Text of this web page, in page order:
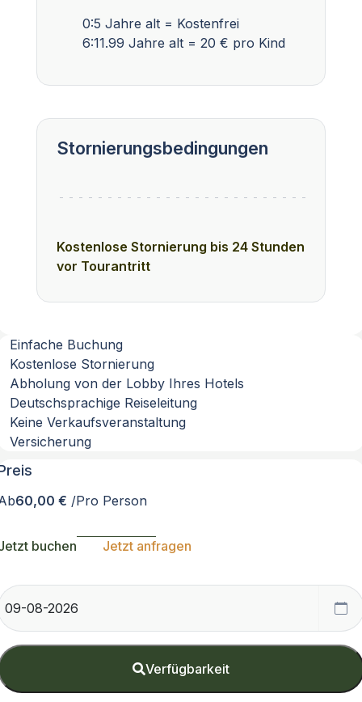
0:5 Jahre alt = Kostenfrei
6:11.99 Jahre alt = 20 € pro Kind
Stornierungsbedingungen
Kostenlose Stornierung bis 24 Stunden
vor Tourantritt
Einfache Buchung
Kostenlose Stornierung
Abholung von der Lobby Ihres Hotels
Deutschsprachige Reiseleitung
Keine Verkaufsveranstaltung
Versicherung
60,00 € /Pro Person
buchen Jetzt anfragen
Verfügbarkeit